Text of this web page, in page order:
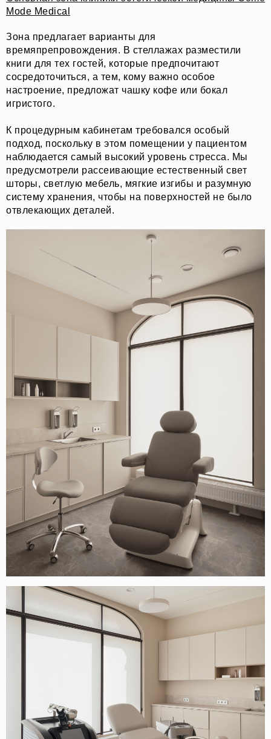
Mode Medical
Зона предлагает варианты для
времяпрепровождения. В стеллажах разместили
книги для тех гостей, которые предпочитают
сосредоточиться, а тем, кому важно особое
настроение, предложат чашку кофе или бокал
игристого.
К процедурным кабинетам требовался особый
подход, поскольку в этом помещении у пациентом
наблюдается самый высокий уровень стресса. Мы
предусмотрели рассеивающие естественный свет
шторы, светлую мебель, мягкие изгибы и разумную
систему хранения, чтобы на поверхностей не было
отвлекающих деталей.